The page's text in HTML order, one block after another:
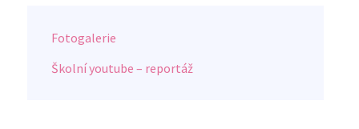
Fotogalerie
Školní youtube – reportáž